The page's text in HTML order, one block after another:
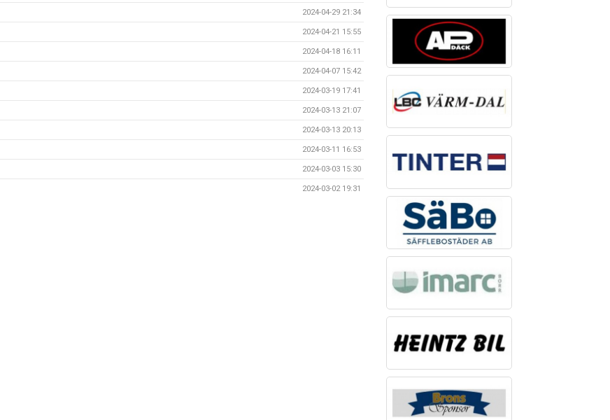
2024-04-29 21:34
2024-04-21 15:55
2024-04-18 16:11
2024-04-07 15:42
2024-03-19 17:41
2024-03-13 21:07
2024-03-13 20:13
2024-03-11 16:53
2024-03-03 15:30
2024-03-02 19:31